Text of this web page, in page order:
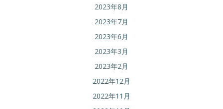
2023年8月
2023年7月
2023年6月
2023年3月
2023年2月
2022年12月
2022年11月